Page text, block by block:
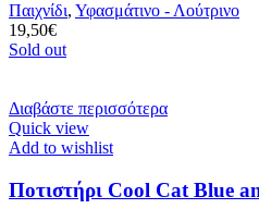
Παιχνίδι, Υφασμάτινο - Λούτρινο
19,50€
Sold out
Διαβάστε περισσότερα
Quick view
Add to wishlist
Ποτιστήρι Cool Cat Blue